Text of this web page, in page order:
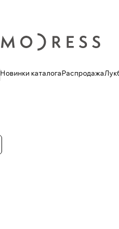
Новинки каталогаРаспродажа